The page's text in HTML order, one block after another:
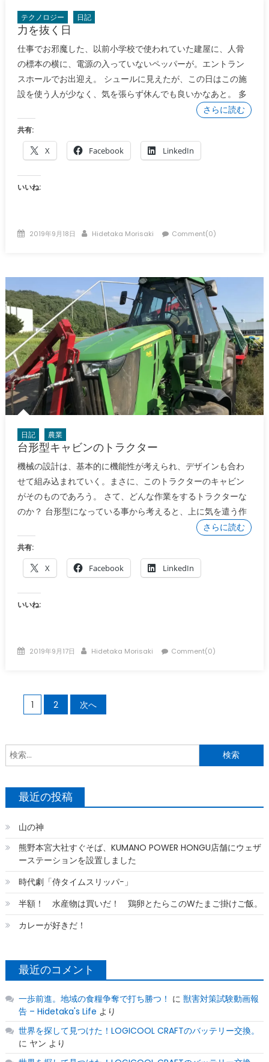
テクノロジー 日記
力を抜く日
仕事でお邪魔した、以前小学校で使われていた建屋に、人骨
の標本の横に、電源の入っていないペッパーが。エントラン
スホールでお出迎え。 シュールに見えたが、この日はこの施
設を使う人が少なく、気を張らず休んでも良いかなあと。 多
さらに読む
共有:
X Facebook LinkedIn
いいね:
Posted
2019年9月18日 Author
Hidetaka Morisaki Comment(0)
日記 農業
台形型キャビンのトラクター
機械の設計は、基本的に機能性が考えられ、デザインも合わ
せて組み込まれていく。まさに、このトラクターのキャビン
がそのものであろう。 さて、どんな作業をするトラクターな
のか？ 台形型になっている事から考えると、上に気を遣う作
さらに読む
共有:
X Facebook LinkedIn
いいね:
Posted
2019年9月17日 Author
Hidetaka Morisaki Comment(0)
投
稿
の
ペ
ー
ジ
送
り
1 2 次へ
最近の投稿
山の神
熊野本宮大社すぐそば、KUMANO POWER HONGU店舗にウェザ
ーステーションを設置しました
時代劇「侍タイムスリッパ−」
半額！ 水産物は買いだ！ 鶏卵とたらこのWたまご掛けご飯。
カレーが好きだ！
最近のコメント
一歩前進。地域の食糧争奪で打ち勝つ！ に 獣害対策試験動画報
告 – Hidetaka's Life より
世界を探して見つけた！LOGICOOL CRAFTのバッテリー交換。
に ヤン より